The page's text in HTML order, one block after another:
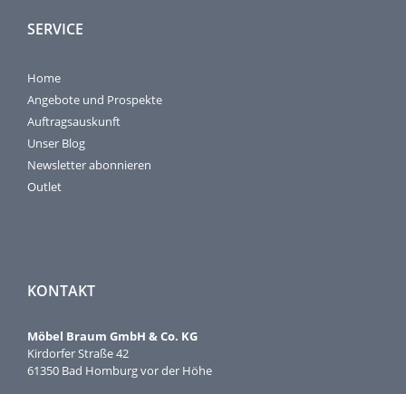
SERVICE
Home
Angebote und Prospekte
Auftragsauskunft
Unser Blog
Newsletter abonnieren
Outlet
KONTAKT
Möbel Braum GmbH & Co. KG
Kirdorfer Straße 42
61350 Bad Homburg vor der Höhe